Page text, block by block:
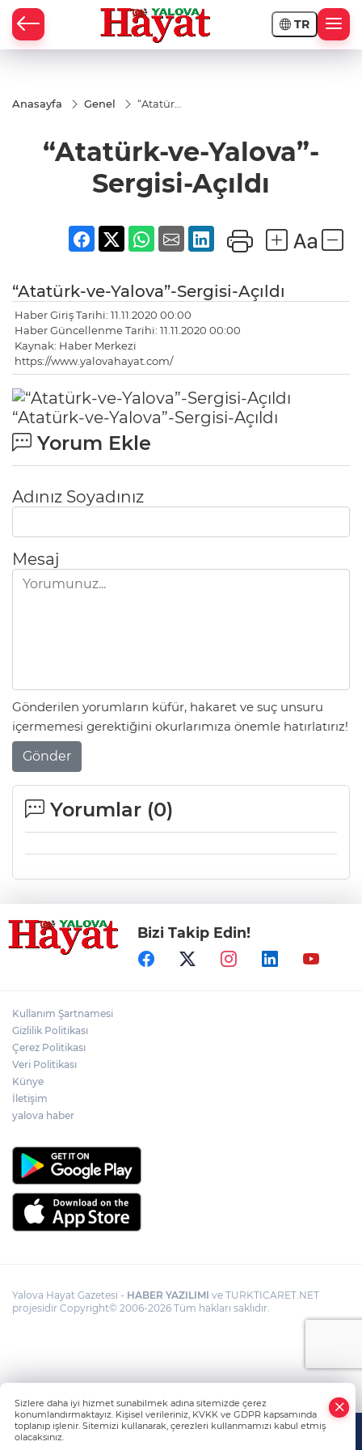
TR
Anasayfa Genel
“Atatürk-
Sergisi-
Açıldı
“Atatürk-ve-Yalova”-
Sergisi-Açıldı
“Atatürk-ve-Yalova”-Sergisi-Açıldı
Haber Giriş Tarihi: 11.11.2020 00:00
Haber Güncellenme Tarihi: 11.11.2020 00:00
Kaynak: Haber Merkezi
https://www.yalovahayat.com/
“Atatürk-ve-Yalova”-Sergisi-Açıldı
Yorum Ekle
Adınız Soyadınız
Mesaj
Gönderilen yorumların küfür, hakaret ve suç unsuru
içermemesi gerektiğini okurlarımıza önemle hatırlatırız!
Gönder
Yorumlar (0)
Bizi Takip Edin!
Kullanım Şartnamesi
Gizlilik Politikası
Çerez Politikası
Veri Politikası
Künye
İletişim
yalova haber
Yalova Hayat Gazetesi - HABER YAZILIMI ve TURKTICARET.NET
projesidir Copyright© 2006-2026 Tüm hakları saklıdır.
Sizlere daha iyi hizmet sunabilmek adına sitemizde çerez
konumlandırmaktayız. Kişisel verileriniz, KVKK ve GDPR kapsamında
toplanıp işlenir. Sitemizi kullanarak, çerezleri kullanmamızı kabul etmiş
olacaksınız.